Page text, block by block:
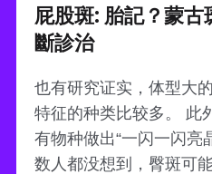
屁股斑: 胎記？蒙
斷診治
也有研究证实，体型大
特征的种类比较多。 此
有物种做出“一闪一闪亮
数人都没想到，臀斑可